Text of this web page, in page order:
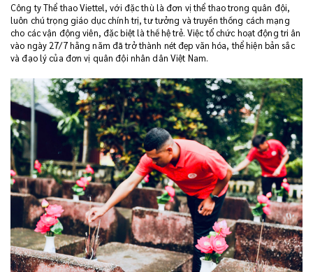
Công ty Thể thao Viettel, với đặc thù là đơn vị thể thao trong quân đội,
luôn chú trọng giáo dục chính trị, tư tưởng và truyền thống cách mạng
cho các vận động viên, đặc biệt là thế hệ trẻ. Việc tổ chức hoạt động tri ân
vào ngày 27/7 hằng năm đã trở thành nét đẹp văn hóa, thể hiện bản sắc
và đạo lý của đơn vị quân đội nhân dân Việt Nam.